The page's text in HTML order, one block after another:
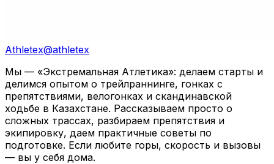
Athletex@athletex
Мы — «Экстремальная Атлетика»: делаем старты и
делимся опытом о трейлраннинге, гонках с
препятствиями, велогонках и скандинавской
ходьбе в Казахстане. Рассказываем просто о
сложных трассах, разбираем препятствия и
экипировку, даем практичные советы по
подготовке. Если любите горы, скорость и вызовы
— вы у себя дома.